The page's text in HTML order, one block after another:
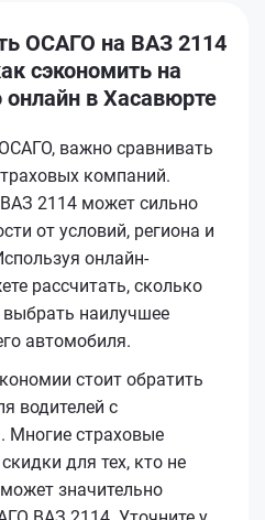
ОСАГО на ВАЗ 2114
сэкономить на
в Хасавюрте
важно сравнивать
компаний.
2114 может сильно
от условий, региона и
онлайн-
рассчитать, сколько
наилучшее
автомобиля.
стоит обратить
водителей с
Многие страховые
для тех, кто не
значительно